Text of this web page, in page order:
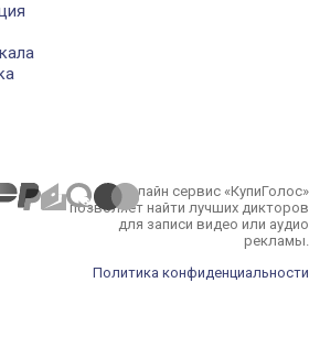
Онлайн сервис «КупиГолос»
позволяет найти лучших дикторов
для записи видео или аудио
рекламы.
Политика конфиденциальности